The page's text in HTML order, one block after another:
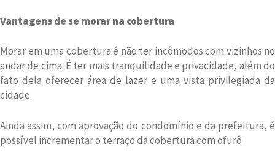
Vantagens de se morar na cobertura
Morar em uma cobertura é não ter incômodos com vizinhos no
andar de cima. É ter mais tranquilidade e privacidade, além do
fato dela oferecer área de lazer e uma vista privilegiada da
cidade.
Ainda assim, com aprovação do condomínio e da prefeitura, é
possível incrementar o terraço da cobertura com ofurô